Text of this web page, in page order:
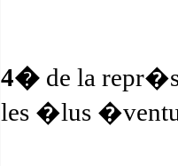
4� de la
les �lus